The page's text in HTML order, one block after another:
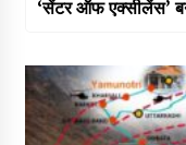
‘सेंटर ऑफ एक्सीलेंस’